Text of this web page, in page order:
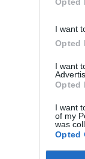
I want
Opted
I want
Opted
I want
of my
was
Opted